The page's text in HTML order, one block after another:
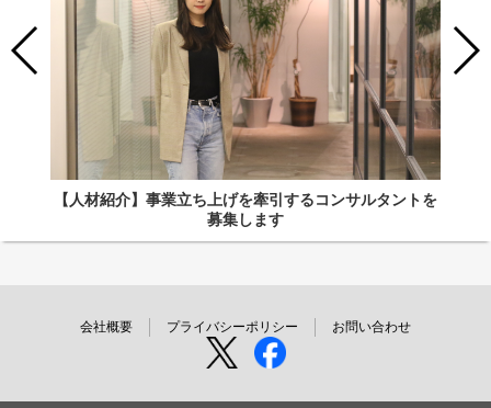
【人材紹介】事業立ち上げを牽引するコンサルタントを
募集します
会社概要 プライバシーポリシー お問い合わせ